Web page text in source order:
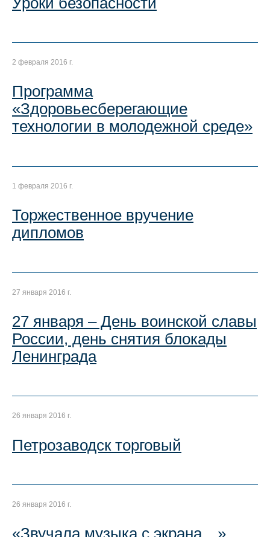
2 февраля 2016 г.
Программа
«Здоровьесберегающие
технологии в молодежной среде»
1 февраля 2016 г.
Торжественное вручение
дипломов
27 января 2016 г.
27 января – День воинской славы
России, день снятия блокады
Ленинграда
26 января 2016 г.
Петрозаводск торговый
26 января 2016 г.